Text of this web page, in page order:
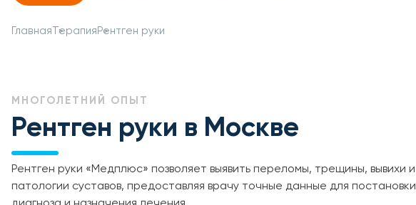
Главная Терапия Рентген руки
МНОГОЛЕТНИЙ ОПЫТ
Рентген руки в Москве
Рентген руки «Медплюс» позволяет выявить переломы, трещины, вывихи и
патологии суставов, предоставляя врачу точные данные для постановки